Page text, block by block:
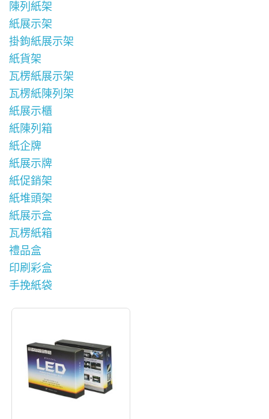
陳列紙架
紙展示架
掛鉤紙展示架
紙貨架
瓦楞紙展示架
瓦楞紙陳列架
紙展示櫃
紙陳列箱
紙企牌
紙展示牌
紙促銷架
紙堆頭架
紙展示盒
瓦楞紙箱
禮品盒
印刷彩盒
手挽紙袋